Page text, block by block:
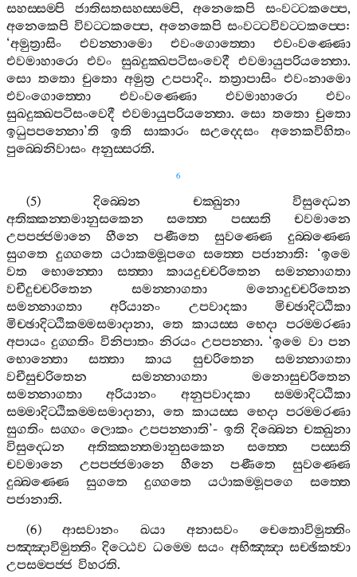
සහස‍්සම‍්පි
ජාතිසතසහස‍්සම‍්පි,අනෙකෙපි සංවට‍්ටකප‍්පෙ,
අනෙකෙපි විවට‍්ටකප‍්පෙ, අනෙකෙපි සංවට‍්ටවිවට‍්ටකප‍්පෙ:
‘අමුත්‍රාසිං එවන‍්නාමො එවංගොත‍්තො
එවංවණ‍්ණො
එවමාහාරො එවං සුඛදුක‍්ඛපටිසංවෙදී එවමායුපරියන‍්තො.
සො තතො චුතො අමුත්‍ර උපපාදිං. තත්‍රාපාසිං එවංනාමො
එවංගොත‍්තො
එවංවණ‍්ණො එවමාහාරො
එවං
සුඛදුක‍්ඛපටිසංවෙදී එවමායුපරියන‍්තො. සො තතො චුතො
ඉධුපපන‍්නො’ති ඉති සාකාරං සඋද‍්දෙසං
අනෙකවිහිතං
පුබ‍්බෙනිවාසං අනුස‍්සරති.
6
(5) දිබ‍්බෙන චක‍්ඛුනා
විසුද‍්ධෙන
අතික‍්කන‍්තමානුසකෙන
සත‍්තෙ පස‍්සති
චවමානෙ
උපපජ‍්ජමානෙ
හීනෙ පණීතෙ සුවණ‍්ණෙ
දුබ‍්බණ‍්ණෙ
සුගතෙ දුග‍්ගතෙ යථාකම‍්මූපගෙ සත‍්තෙ පජානාති: ‘ඉමෙ
වත
භොන‍්තො සත‍්තා කායදුච‍්චරිතෙන
සමන‍්නාගතා
වචීදුච‍්චරිතෙන
සමන‍්නාගතා
මනොදුච‍්චරිතෙන
සමන‍්නාගතා
අරියානං උපවාදකා
මිච‍්ඡාදිට‍්ඨිකා
මිච‍්ඡාදිට‍්ඨිකම‍්මසමාදානා, තෙ කායස‍්ස භෙදා
පරම‍්මරණා
අපායං දුග‍්ගතිං විනිපාතං නිරයං උපපන‍්නා. ‘ඉමෙ වා පන
භොන‍්තො
සත‍්තා කාය සුචරිතෙන
සමන‍්නාගතා
වචීසුචරිතෙන
සමන‍්නාගතා
මනොසුචරිතෙන
සමන‍්නාගතා
අරියානං අනුපවාදකා
සම‍්මාදිට‍්ඨිකා
සම‍්මාදිට‍්ඨිකම‍්මසමාදානා, තෙ කායස‍්ස භෙදා පරම‍්මරණා
සුගතිං සග‍්ගං ලොකං උපපන‍්නාති’- ඉති දිබ‍්බෙන චක‍්ඛුනා
විසුද‍්ධෙන
අතික‍්කන‍්තමානුසකෙන සත‍්තෙ
පස‍්සති
චවමානෙ
උපපජ‍්ජමානෙ හීනෙ පණීතෙ
සුවණ‍්ණෙ
දුබ‍්බණ‍්ණෙ
සුගතෙ දුග‍්ගතෙ යථාකම‍්මූපගෙ
සත‍්තෙ
පජානාති.
(6)ආසවානං ඛයා අනාසවං
චෙතොවිමුත‍්තිං
පඤ‍්ඤාවිමුත‍්තිං දිට‍්ඨෙව ධම‍්මෙ සයං අභිඤ‍්ඤා සච‍්ඡිකත්‍වා
උපසම‍්පජ‍්ජ විහරති.